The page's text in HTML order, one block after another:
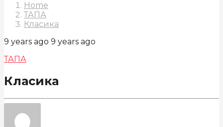
Home
ТАПА
Класика
9 years ago 9 years ago
ТАПА
Класика